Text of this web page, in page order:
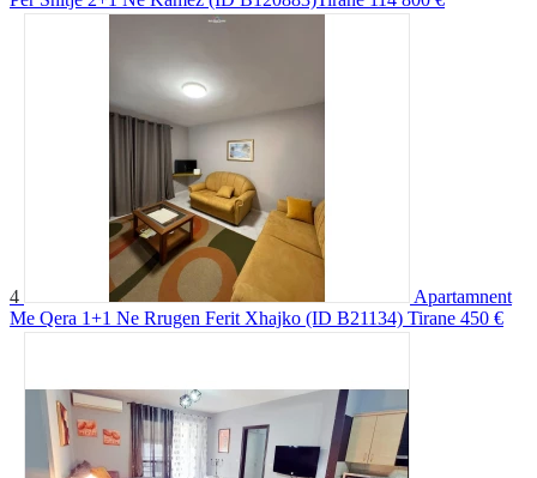
4
Apartamnent
Me Qera 1+1 Ne Rrugen Ferit Xhajko (ID B21134) Tirane 450 €